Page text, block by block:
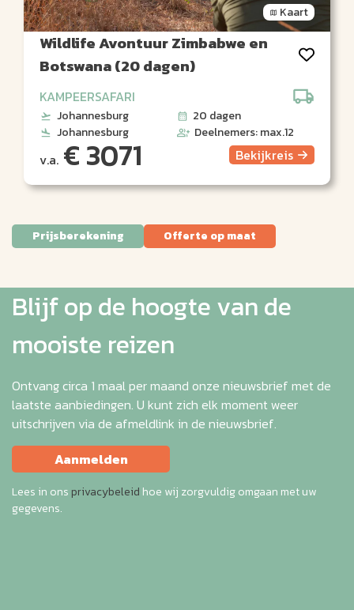
Kaart
Wildlife Avontuur Zimbabwe en
Botswana (20 dagen)
KAMPEERSAFARI
Johannesburg
20 dagen
Johannesburg
Deelnemers: max.12
v.a. € 3071 Bekijkreis
Prijsberekening Offerte op maat
Blijf op de hoogte van de
mooiste reizen
Ontvang circa 1 maal per maand onze nieuwsbrief met de
laatste aanbiedingen. U kunt zich elk moment weer
uitschrijven via de afmeldlink in de nieuwsbrief.
Aanmelden
Lees in ons privacybeleid hoe wij zorgvuldig omgaan met uw
gegevens.